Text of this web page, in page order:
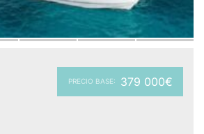
PRECIO BASE: 379 000€